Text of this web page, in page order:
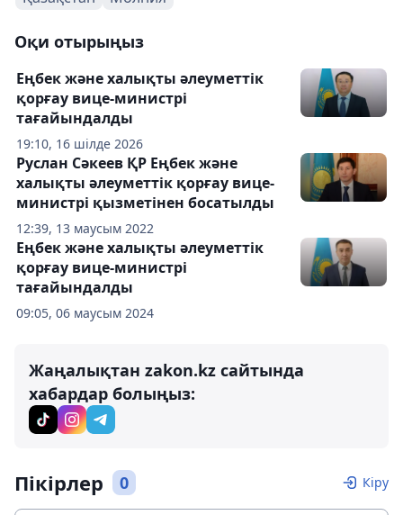
Оқи отырыңыз
19:10, 16 шілде 2026
Еңбек және халықты әлеуметтік
қорғау вице-министрі
тағайындалды
12:39, 13 маусым 2022
Руслан Сәкеев ҚР Еңбек және
халықты әлеуметтік қорғау вице-
министрі қызметінен босатылды
09:05, 06 маусым 2024
Еңбек және халықты әлеуметтік
қорғау вице-министрі
тағайындалды
Жаңалықтан zakon.kz сайтында
хабардар болыңыз:
Пікірлер 0 Кіру